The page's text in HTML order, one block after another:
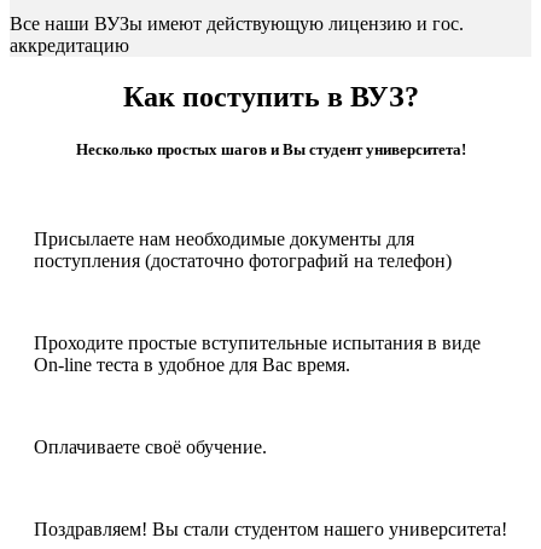
Все наши ВУЗы имеют действующую лицензию и гос.
аккредитацию
Как поступить в ВУЗ?
Несколько простых шагов и Вы студент университета!
Присылаете нам необходимые документы для
поступления (достаточно фотографий на телефон)
Проходите простые вступительные испытания в виде
On-line теста в удобное для Вас время.
Оплачиваете своё обучение.
Поздравляем! Вы стали студентом нашего университета!